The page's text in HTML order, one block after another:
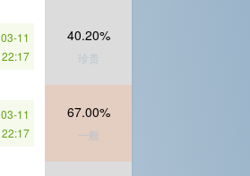
03-11
22:17
40.20%
珍贵
03-11
22:17
67.00%
一般